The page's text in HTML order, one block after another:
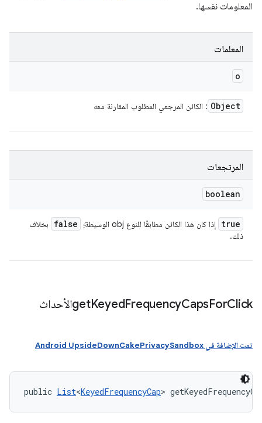
المعلومات نفسها.
المعلمات
o
Object : الكائن المرجعي المطلوب المقارنة معه
المرتجعات
boolean
true إذا كان هذا الكائن مطابقًا للنوع obj الوسيطة؛ false
بخلاف
ذلك.
getKeyedFrequencyCapsForClickالأحداث
تمت الإضافة في Android UpsideDownCakePrivacySandbox
public List<KeyedFrequencyCap>